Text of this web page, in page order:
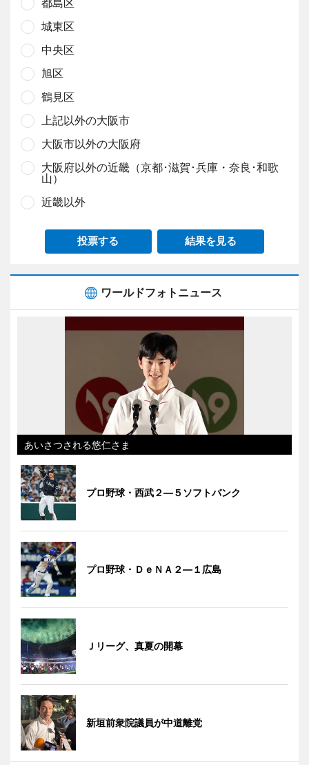
城東区
中央区
旭区
鶴見区
上記以外の大阪市
大阪市以外の大阪府
大阪府以外の近畿（京都･滋賀･兵庫・奈良･和歌
山）
近畿以外
投票する 結果を見る
ワールドフォトニュース
あいさつされる悠仁さま
プロ野球・西武２―５ソフトバンク
プロ野球・ＤｅＮＡ２―１広島
Ｊリーグ、真夏の開幕
新垣前衆院議員が中道離党